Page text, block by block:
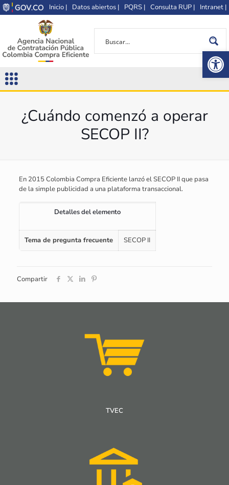
Inicio | Datos abiertos | PQRS | Consulta RUP | Intranet |
¿Cuándo comenzó a operar
SECOP II?
En 2015 Colombia Compra Eficiente lanzó el SECOP II que pasa
de la simple publicidad a una plataforma transaccional.
Detalles del elemento
Tema de pregunta frecuente SECOP II
Compartir
TVEC